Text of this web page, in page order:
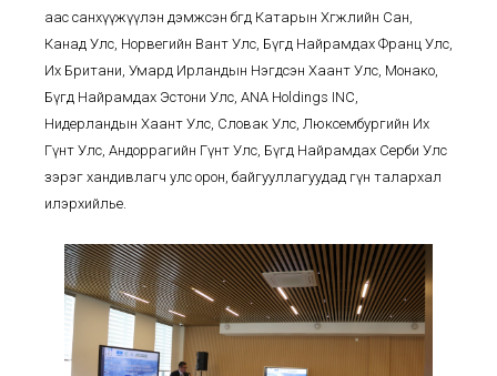
аас санхүүжүүлэн дэмжсэн бөгөөд Катарын Хөгжлийн Сан,
Канад Улс, Норвегийн Вант Улс, Бүгд Найрамдах Франц Улс,
Их Британи, Умард Ирландын Нэгдсэн Хаант Улс, Монако,
Бүгд Найрамдах Эстони Улс, ANA Holdings INC,
Нидерландын Хаант Улс, Словак Улс, Люксембургийн Их
Гүнт Улс, Андоррагийн Гүнт Улс, Бүгд Найрамдах Серби Улс
зэрэг хандивлагч улс орон, байгууллагуудад гүн талархал
илэрхийлье.